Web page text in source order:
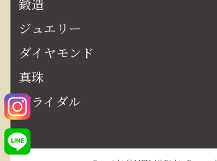
ジュエリー
ダイヤモンド
真珠
ブライダル